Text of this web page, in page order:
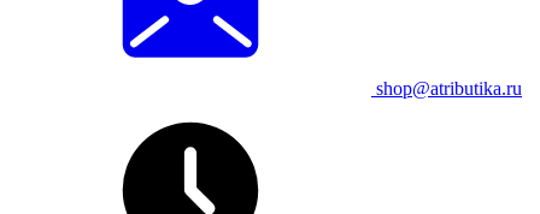
shop@atributika.ru